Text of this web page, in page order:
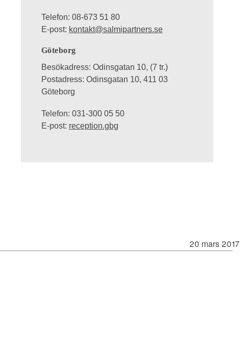
Telefon: 08-673 51 80
E-post: kontakt@salmipartners.se
Göteborg
Besökadress: Odinsgatan 10, (7 tr.)
Postadress: Odinsgatan 10, 411 03
Göteborg
Telefon: 031-300 05 50
E-post: reception.gbg
20 mars 2017